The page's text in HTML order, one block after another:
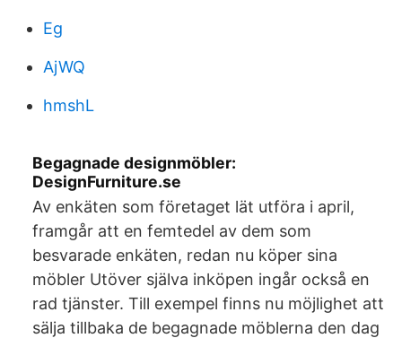
Eg
AjWQ
hmshL
Begagnade designmöbler:
DesignFurniture.se
Av enkäten som företaget lät utföra i april,
framgår att en femtedel av dem som
besvarade enkäten, redan nu köper sina
möbler Utöver själva inköpen ingår också en
rad tjänster. Till exempel finns nu möjlighet att
sälja tillbaka de begagnade möblerna den dag